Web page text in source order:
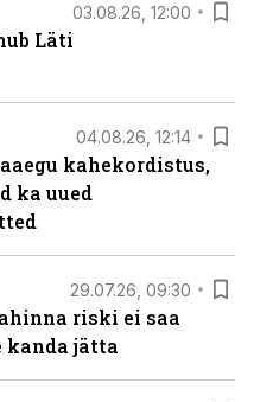
03.08.26, 12:00
Läti
04.08.26, 12:14
kahekordistus,
ka uued
29.07.26, 09:30
riski ei saa
kanda jätta